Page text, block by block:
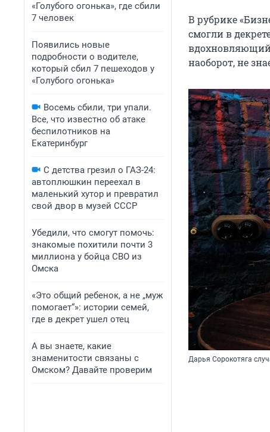
«Голубого огонька», где сбили
7 человек
Появились новые
подробности о водителе,
который сбил 7 пешеходов у
«Голубого огонька»
Восемь сбили, три упали.
Все, что известно об атаке
беспилотников на
Екатеринбург
С детства грезил о ГАЗ-24:
автоплюшкин переехал в
маленький хутор и превратил
свой двор в музей СССР
Убедили, что смогут помочь:
знакомые похитили почти 3
миллиона у бойца СВО из
Омска
«Это общий ребенок, а не „муж
помогает“»: истории семей,
где в декрет ушел отец
А вы знаете, какие
знаменитости связаны с
Омском? Давайте проверим
В рубрике
смогли в
вдохновляющий
наоборот, не
Дарья Сорокотяга